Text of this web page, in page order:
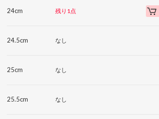
24cm 残り1点
24.5cm なし
25cm なし
25.5cm なし